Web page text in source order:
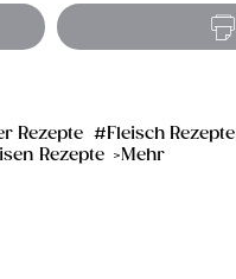
Rezepte
Fleisch Rezepte
Rezepte Mehr